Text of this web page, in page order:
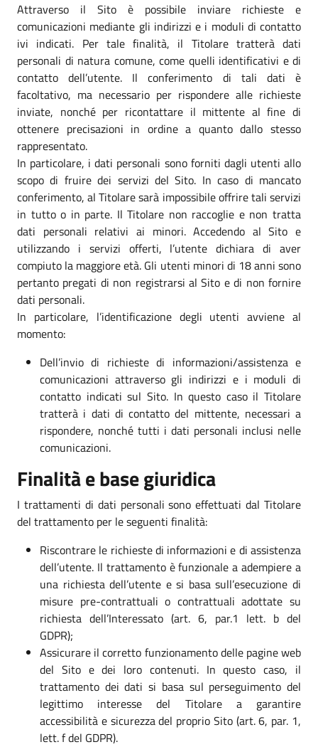
Attraverso il Sito è possibile inviare richieste e
comunicazioni mediante gli indirizzi e i moduli di contatto
ivi indicati. Per tale finalità, il Titolare tratterà dati
personali di natura comune, come quelli identificativi e di
contatto dell’utente. Il conferimento di tali dati è
facoltativo, ma necessario per rispondere alle richieste
inviate, nonché per ricontattare il mittente al fine di
ottenere precisazioni in ordine a quanto dallo stesso
rappresentato.
In particolare, i dati personali sono forniti dagli utenti allo
scopo di fruire dei servizi del Sito. In caso di mancato
conferimento, al Titolare sarà impossibile offrire tali servizi
in tutto o in parte. Il Titolare non raccoglie e non tratta
dati personali relativi ai minori. Accedendo al Sito e
utilizzando i servizi offerti, l’utente dichiara di aver
compiuto la maggiore età. Gli utenti minori di 18 anni sono
pertanto pregati di non registrarsi al Sito e di non fornire
dati personali.
In particolare, l’identificazione degli utenti avviene al
momento:
Dell’invio di richieste di informazioni/assistenza e
comunicazioni attraverso gli indirizzi e i moduli di
contatto indicati sul Sito. In questo caso il Titolare
tratterà i dati di contatto del mittente, necessari a
rispondere, nonché tutti i dati personali inclusi nelle
comunicazioni.
Finalità e base giuridica
I trattamenti di dati personali sono effettuati dal Titolare
del trattamento per le seguenti finalità:
Riscontrare le richieste di informazioni e di assistenza
dell’utente. Il trattamento è funzionale a adempiere a
una richiesta dell’utente e si basa sull’esecuzione di
misure pre-contrattuali o contrattuali adottate su
richiesta dell’Interessato (art. 6, par.1 lett. b del
GDPR);
Assicurare il corretto funzionamento delle pagine web
del Sito e dei loro contenuti. In questo caso, il
trattamento dei dati si basa sul perseguimento del
legittimo interesse del Titolare a garantire
accessibilità e sicurezza del proprio Sito (art. 6, par. 1,
lett. f del GDPR).